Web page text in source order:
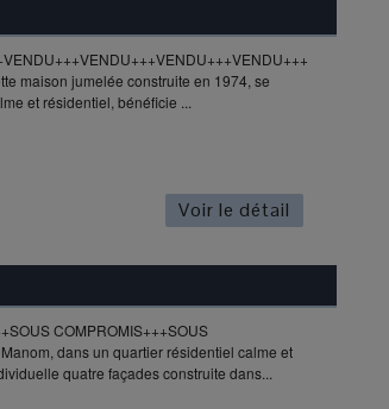
maison jumelée construite en 1974, se
et résidentiel, bénéficie ...
Voir le détail
COMPROMIS+++SOUS
dans un quartier résidentiel calme et
quatre façades construite dans...